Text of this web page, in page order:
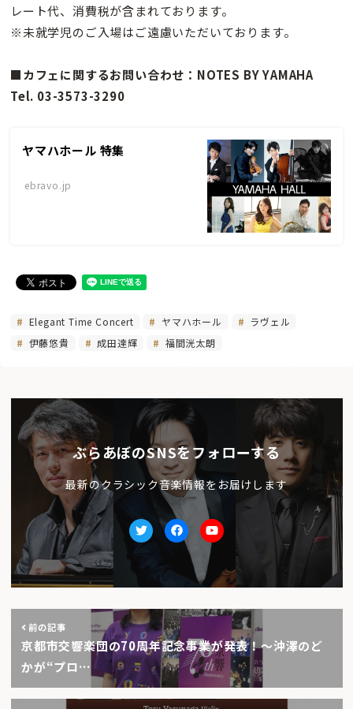
レート代、消費税が含まれております。
※未就学児のご入場はご遠慮いただいております。
■カフェに関するお問い合わせ：NOTES BY YAMAHA
Tel. 03-3573-3290
ヤマハホール 特集
ebravo.jp
Elegant Time Concert ヤマハホール
ラヴェル
伊藤悠貴
成田達輝 福間洸太朗
ぶらあぼのSNSをフォローする
最新のクラシック音楽情報をお届けします
TwitterfacebookYoutube
前の記事
京都市交響楽団の70周年記念事業が発表！～沖澤のど
かが“プロ…